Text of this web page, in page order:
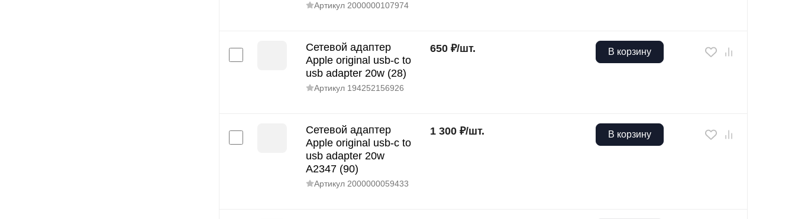
Артикул 2000000107974
Сетевой адаптер
Apple original usb-c to
usb adapter 20w (28)
Артикул 194252156926
650 ₽/шт. В корзину
Сетевой адаптер
Apple original usb-c to
usb adapter 20w
A2347 (90)
Артикул 2000000059433
1 300 ₽/шт. В корзину